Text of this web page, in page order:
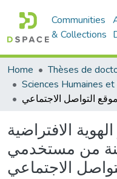
Communities
& Collections
Home Thèses de
الافتراضية
من مستخدمي
الاجتماعي